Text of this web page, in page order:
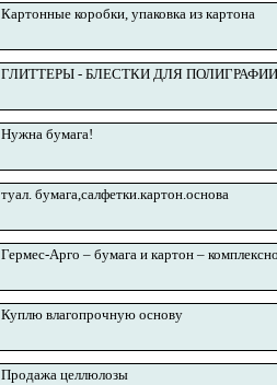
Картонные коробки, упаковка из картона
ГЛИТТЕРЫ - БЛЕСТКИ ДЛЯ ПОЛИГРАФИИ
Нужна бумага!
туал. бумага,салфетки.картон.основа
Гермес-Арго – бумага и картон –
Куплю влагопрочную основу
Продажа целлюлозы